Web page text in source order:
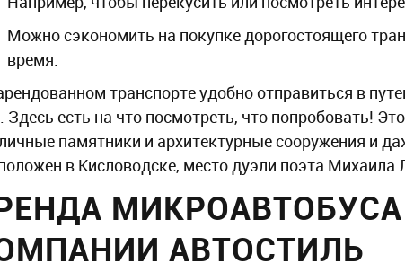
Можно сэкономить на покупке дорогостоящего
время.
транспорте удобно отправиться в
Здесь есть на что посмотреть, что попробовать!
памятники и архитектурные сооружения и
в Кисловодске, место дуэли поэта Михаила
АВТОСТИЛЬ